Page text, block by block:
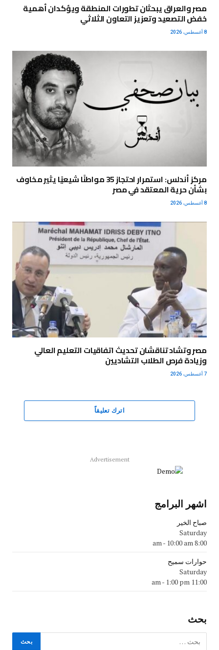
مصر والعراق يبحثان تطورات المنطقة ويؤكدان أهمية
خفض التصعيد وتعزيز التعاون الثلاثي
8 أغسطس، 2026
مركز أندلس: استمرار احتجاز 35 مواطنًا شيعيًا يثير مخاوف
بشأن حرية المعتقد في مصر
8 أغسطس، 2026
مصر وتشاد تناقشان تحديث اتفاقيات التعليم العالي
وزيادة فرص الطلاب التشاديين
7 أغسطس، 2026
اترك تعليقاً
Advertisement
اشهر البرامج
صباح الخير
Saturday
8:00 am
- 10:00 am
حوارات سميح
Saturday
11:00 am
- 1:00 pm
بحث